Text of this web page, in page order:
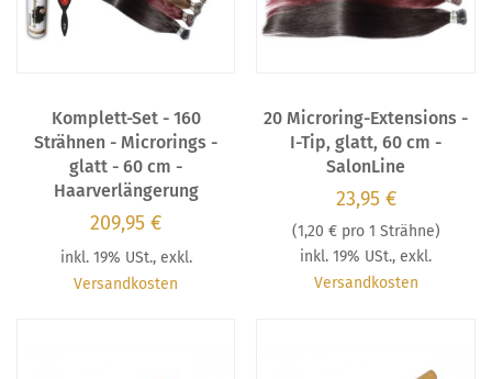
Komplett-Set - 160
Strähnen - Microrings -
glatt - 60 cm -
Haarverlängerung
209,95 €
inkl. 19% USt., exkl.
Versandkosten
20 Microring-Extensions -
I-Tip, glatt, 60 cm -
SalonLine
23,95 €
(1,20 €pro 1 Strähne)
inkl. 19% USt.,exkl.
Versandkosten